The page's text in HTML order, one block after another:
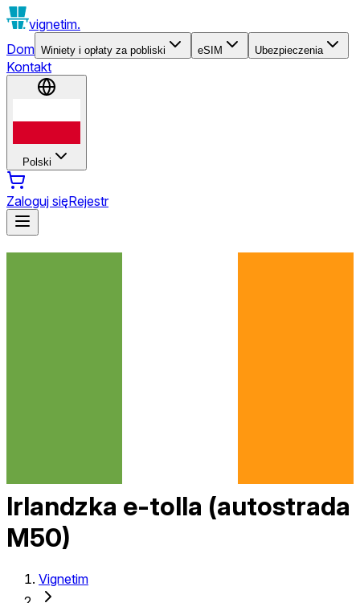
vignetim.
Dom Winiety i opłaty za pobliski eSIM Ubezpieczenia
Kontakt
Polski
Zaloguj sięRejestr
Irlandzka e-tolla (autostrada
M50)
Vignetim